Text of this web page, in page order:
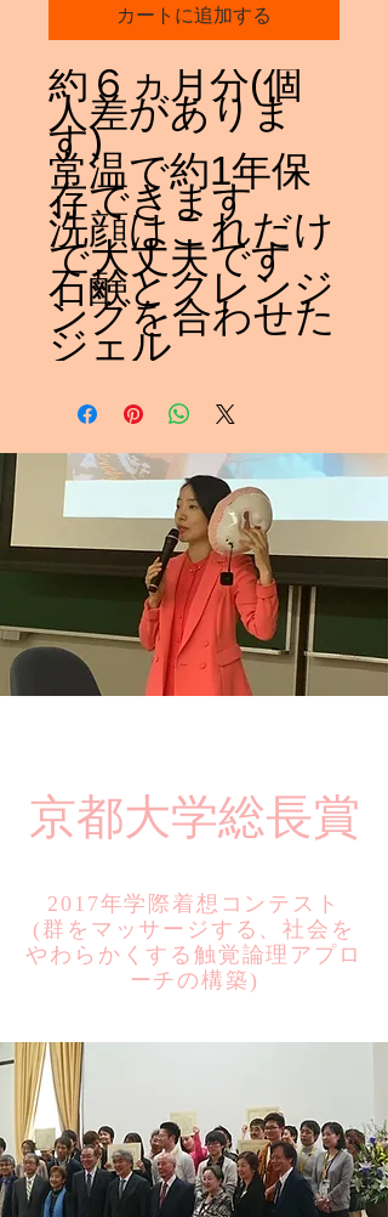
カートに追加する
約６ヵ月分(個
人差がありま
す)
常温で約1年保
存できます
洗顔はこれだけ
で大丈夫です
石鹸とクレンジ
ングを合わせた
ジェル
​京都大学総長賞
2017年学際着想コンテスト
​(群をマッサージする、社会を
やわらかくする触覚論理アプロ
ーチの構築)